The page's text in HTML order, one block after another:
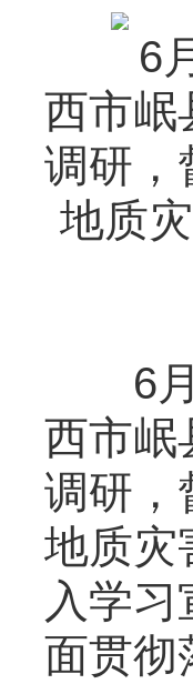
6月
西市岷
调研，
地质
6月
西市岷
调研，
地质灾
入学
面贯彻